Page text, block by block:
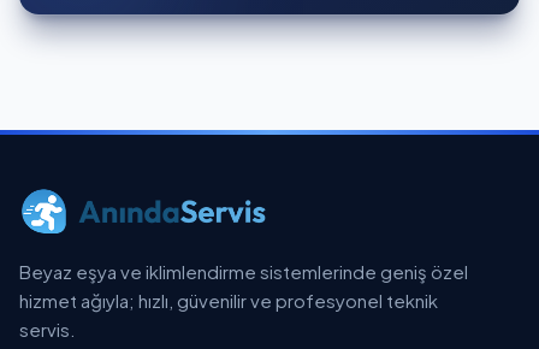
Beyaz eşya ve iklimlendirme sistemlerinde geniş özel
hizmet ağıyla; hızlı, güvenilir ve profesyonel teknik
servis.